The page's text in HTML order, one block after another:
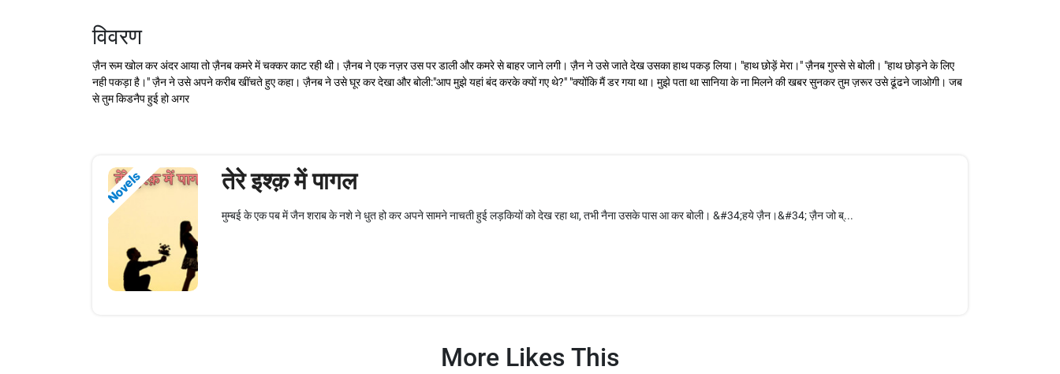
विवरण
ज़ैन रूम खोल कर अंदर आया तो ज़ैनब कमरे में चक्कर काट रही थी। ज़ैनब ने एक नज़र उस पर डाली और कमरे से बाहर जाने लगी। ज़ैन ने उसे जाते देख उसका हाथ पकड़ लिया। "हाथ छोड़ें मेरा।" ज़ैनब गुस्से से बोली। "हाथ छोड़ने के लिए
नही पकड़ा है।" ज़ैन ने उसे अपने करीब खींचते हुए कहा। ज़ैनब ने उसे घूर कर देखा और बोली:"आप मुझे यहां बंद करके क्यों गए थे?" "क्योंकि मैं डर गया था। मुझे पता था सानिया के ना मिलने की खबर सुनकर तुम ज़रूर उसे ढूंढने जाओगी। जब
से तुम किडनैप हुई हो अगर
Novels तेरे इश्क़ में पागल
मुम्बई के एक पब में जैन शराब के नशे ने धुत हो कर अपने सामने नाचती हुई लड़कियों को देख रहा था, तभी नैना उसके पास आ कर बोली। &#34;हये ज़ैन।&#34; ज़ैन जो ब्...
More Likes This